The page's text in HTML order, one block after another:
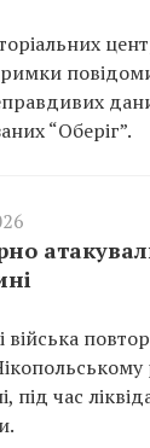
“Оберіг”.
війська
час